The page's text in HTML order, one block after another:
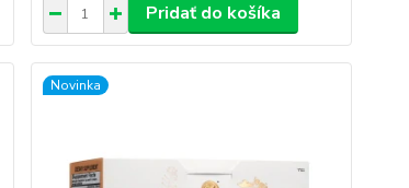
Pridať do košíka
Novinka